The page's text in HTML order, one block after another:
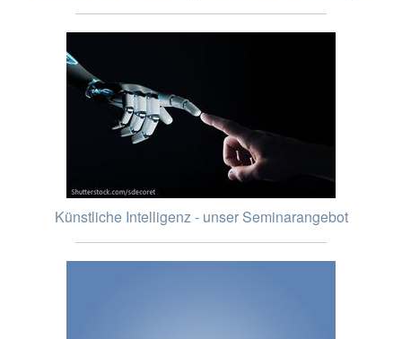
Künstliche Intelligenz - unser Seminarangebot